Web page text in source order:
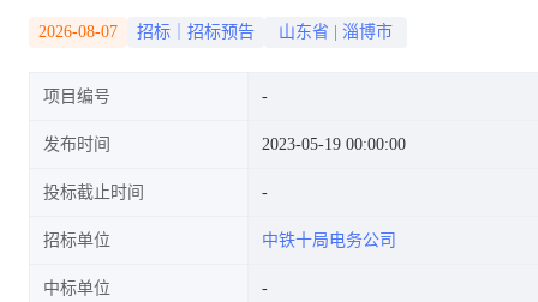
2026-08-07 招标｜招标预告 山东省 淄博市
项目编号
发布时间 2023-05-19 00:00:00
投标截止时间
招标单位 中铁十局电务公司
中标单位